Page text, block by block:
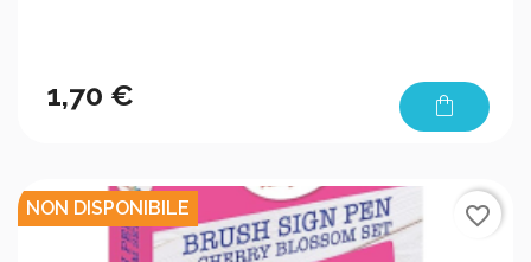
1,70 € shopping_bag
NON DISPONIBILE favorite_border